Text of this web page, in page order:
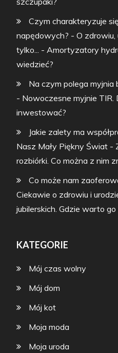
Czym charakteryzuje
napędowych? - O zdrowiu,
tylko... -Amortyzatory
wiedzieć?
Na czym polega
- Nowoczesne myjnie
inwestować?
Jakie zalety ma
Nasz Mały Piękny Świat -
rozbiórki. Co można z nim
Co może nam
Ciekawie o zdrowiu i
jubilerskich. Gdzie warto
KATEGORIE
Mój czas wolny
Mój dom
Mój kot
Moja moda
Moja uroda